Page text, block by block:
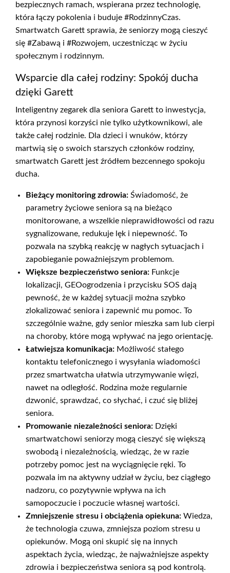
bezpiecznych ramach, wspierana przez technologię,
która łączy pokolenia i buduje #RodzinnyCzas.
Smartwatch Garett sprawia, że seniorzy mogą cieszyć
się #Zabawą i #Rozwojem, uczestnicząc w życiu
społecznym i rodzinnym.
Wsparcie dla całej rodziny: Spokój ducha
dzięki Garett
Inteligentny zegarek dla seniora Garett to inwestycja,
która przynosi korzyści nie tylko użytkownikowi, ale
także całej rodzinie. Dla dzieci i wnuków, którzy
martwią się o swoich starszych członków rodziny,
smartwatch Garett jest źródłem bezcennego spokoju
ducha.
Bieżący monitoring zdrowia: Świadomość, że
parametry życiowe seniora są na bieżąco
monitorowane, a wszelkie nieprawidłowości od razu
sygnalizowane, redukuje lęk i niepewność. To
pozwala na szybką reakcję w nagłych sytuacjach i
zapobieganie poważniejszym problemom.
Większe bezpieczeństwo seniora: Funkcje
lokalizacji, GEOogrodzenia i przycisku SOS dają
pewność, że w każdej sytuacji można szybko
zlokalizować seniora i zapewnić mu pomoc. To
szczególnie ważne, gdy senior mieszka sam lub cierpi
na choroby, które mogą wpływać na jego orientację.
Łatwiejsza komunikacja: Możliwość stałego
kontaktu telefonicznego i wysyłania wiadomości
przez smartwatcha ułatwia utrzymywanie więzi,
nawet na odległość. Rodzina może regularnie
dzwonić, sprawdzać, co słychać, i czuć się bliżej
seniora.
Promowanie niezależności seniora: Dzięki
smartwatchowi seniorzy mogą cieszyć się większą
swobodą i niezależnością, wiedząc, że w razie
potrzeby pomoc jest na wyciągnięcie ręki. To
pozwala im na aktywny udział w życiu, bez ciągłego
nadzoru, co pozytywnie wpływa na ich
samopoczucie i poczucie własnej wartości.
Zmniejszenie stresu i obciążenia opiekuna: Wiedza,
że technologia czuwa, zmniejsza poziom stresu u
opiekunów. Mogą oni skupić się na innych
aspektach życia, wiedząc, że najważniejsze aspekty
zdrowia i bezpieczeństwa seniora są pod kontrolą.